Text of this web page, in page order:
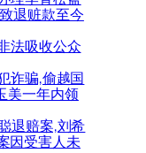
退赃款至今
法吸收公众
诈骗,偷越国
美一年内领
退赔案,刘希
因受害人未